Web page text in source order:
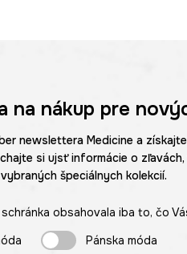
na nákup pre
newslettera Medicine a
si ujsť informácie o
špeciálnych kolekcií.
schránka obsahovala iba to, čo
Pánska móda